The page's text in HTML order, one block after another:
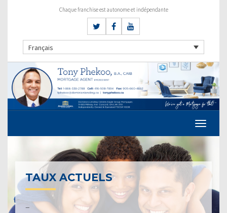
Chaque franchise est autonome et indépendante
Français
TAUX ACTUELS
–